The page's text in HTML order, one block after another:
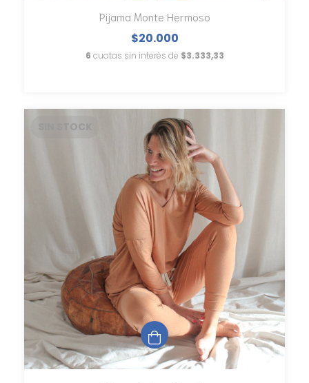
Pijama Monte Hermoso
$20.000
6 cuotas sin interés de $3.333,33
SIN STOCK